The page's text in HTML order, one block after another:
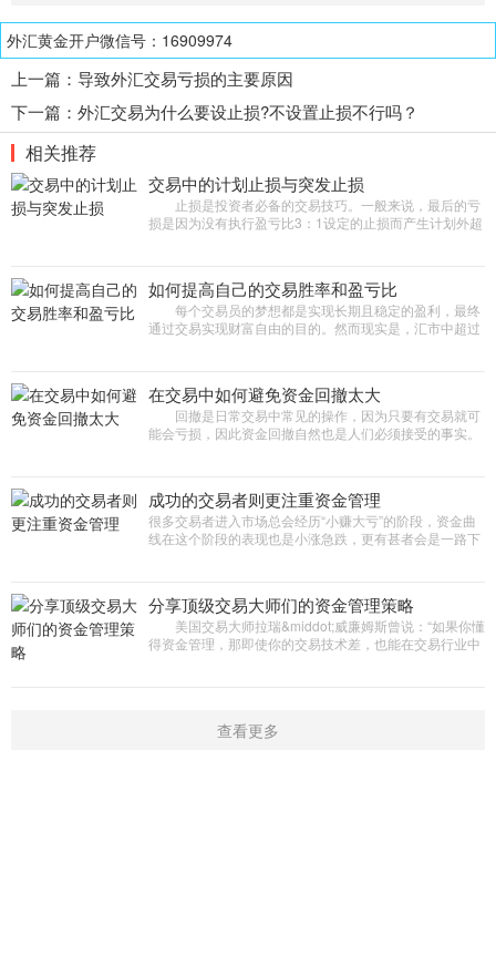
外汇黄金开户微信号：16909974
上一篇： 导致外汇交易亏损的主要原因
下一篇： 外汇交易为什么要设止损?不设置止损不行吗？
相关推荐
交易中的计划止损与突发止损
止损是投资者必备的交易技巧。一般来说，最后的亏
损是因为没有执行盈亏比3：1设定的止损而产生计划外超
如何提高自己的交易胜率和盈亏比
每个交易员的梦想都是实现长期且稳定的盈利，最终
通过交易实现财富自由的目的。然而现实是，汇市中超过
在交易中如何避免资金回撤太大
回撤是日常交易中常见的操作，因为只要有交易就可
能会亏损，因此资金回撤自然也是人们必须接受的事实。
成功的交易者则更注重资金管理
很多交易者进入市场总会经历“小赚大亏”的阶段，资金曲
线在这个阶段的表现也是小涨急跌，更有甚者会是一路下
分享顶级交易大师们的资金管理策略
美国交易大师拉瑞&middot;威廉姆斯曾说：“如果你懂
得资金管理，那即使你的交易技术差，也能在交易行业中
查看更多